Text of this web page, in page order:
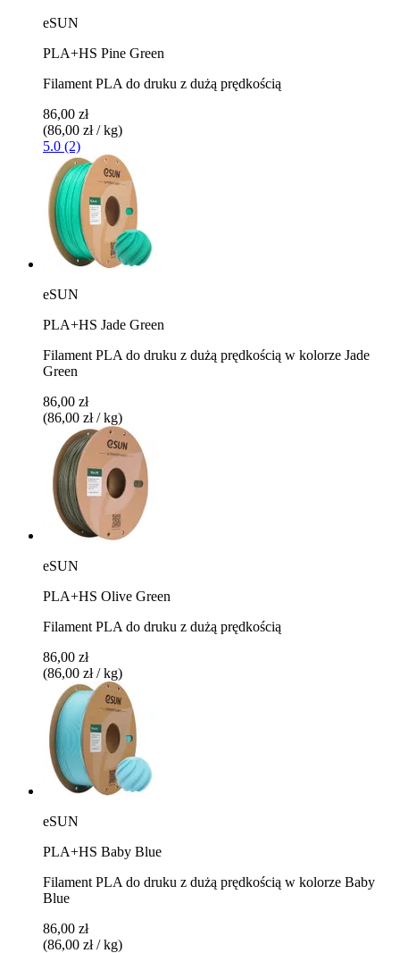
eSUN
PLA+HS Pine Green
Filament PLA do druku z dużą prędkością
86,00 zł
(86,00 zł / kg)
5.0 (2)
eSUN
PLA+HS Jade Green
Filament PLA do druku z dużą prędkością w kolorze Jade
Green
86,00 zł
(86,00 zł / kg)
eSUN
PLA+HS Olive Green
Filament PLA do druku z dużą prędkością
86,00 zł
(86,00 zł / kg)
eSUN
PLA+HS Baby Blue
Filament PLA do druku z dużą prędkością w kolorze Baby
Blue
86,00 zł
(86,00 zł / kg)